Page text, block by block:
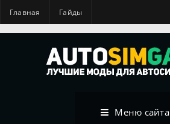
Главная Гайды
Меню сайта